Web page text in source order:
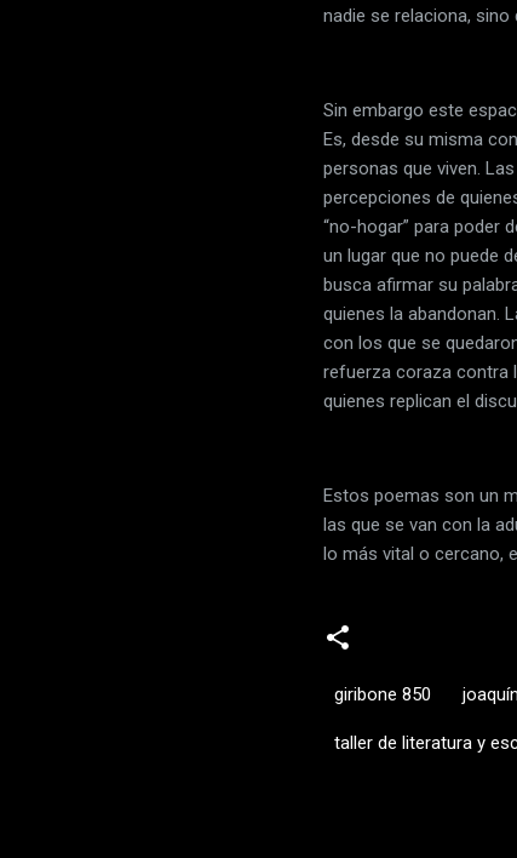
nadie se relaciona, sino
Sin embargo este
Es, desde su misma
personas que viven.
percepciones de
“no-hogar” para poder
un lugar que no puede
busca afirmar su
quienes la abandonan.
con los que se
refuerza coraza contra
quienes replican el
Estos poemas son un
las que se van con la
lo más vital o cercano,
giribone 850
taller de literatura y